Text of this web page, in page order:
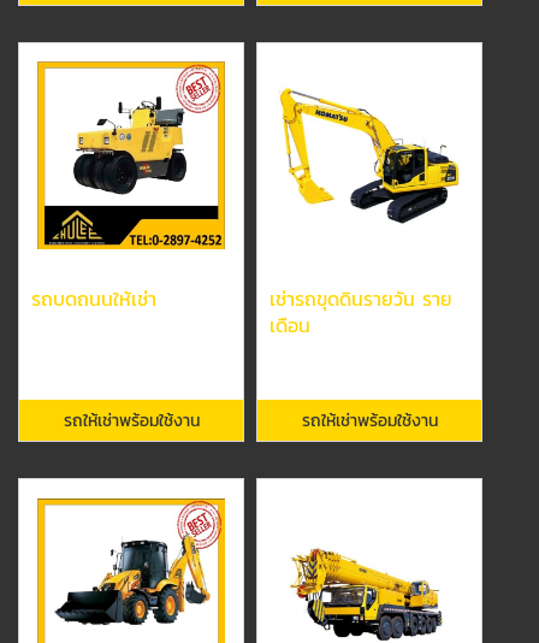
รถบดถนนให้เช่า
รถให้เช่าพร้อมใช้งาน
เช่ารถขุดดินรายวัน ราย
เดือน
รถให้เช่าพร้อมใช้งาน